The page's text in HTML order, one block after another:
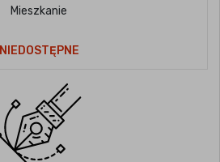
Mieszkanie
NIEDOSTĘPNE